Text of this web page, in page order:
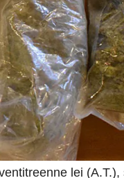
lei (A.T.),